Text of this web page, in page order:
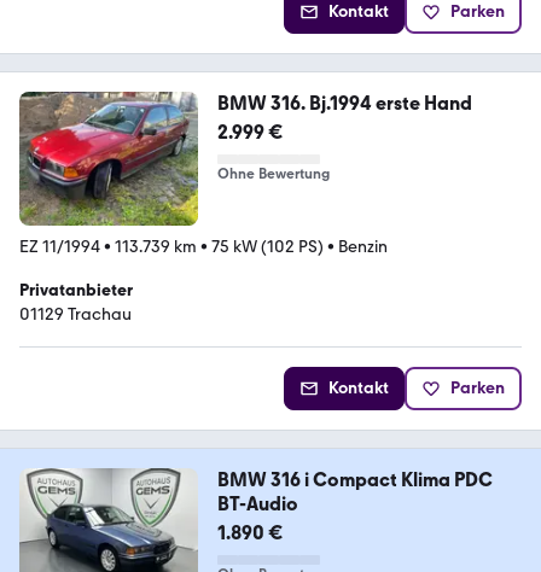
Kontakt Parken
BMW 316. Bj.1994 erste Hand
2.999 €
Ohne Bewertung
EZ 11/1994• 113.739 km • 75 kW (102 PS) • Benzin
Privatanbieter
01129 Trachau
Kontakt Parken
BMW 316 i Compact Klima PDC
BT-Audio
1.890 €